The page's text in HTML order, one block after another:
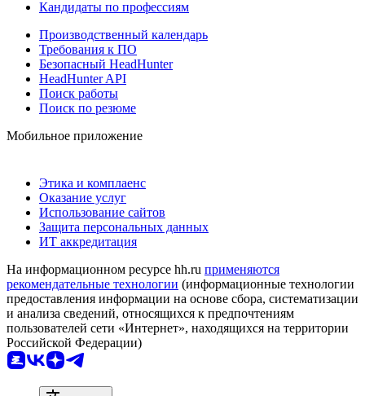
Кандидаты по профессиям
Производственный календарь
Требования к ПО
Безопасный HeadHunter
HeadHunter API
Поиск работы
Поиск по резюме
Мобильное приложение
Этика и комплаенс
Оказание услуг
Использование сайтов
Защита персональных данных
ИТ аккредитация
На информационном ресурсе hh.ru применяются
рекомендательные технологии (информационные технологии
предоставления информации на основе сбора, систематизации
и анализа сведений, относящихся к предпочтениям
пользователей сети «Интернет», находящихся на территории
Российской Федерации)